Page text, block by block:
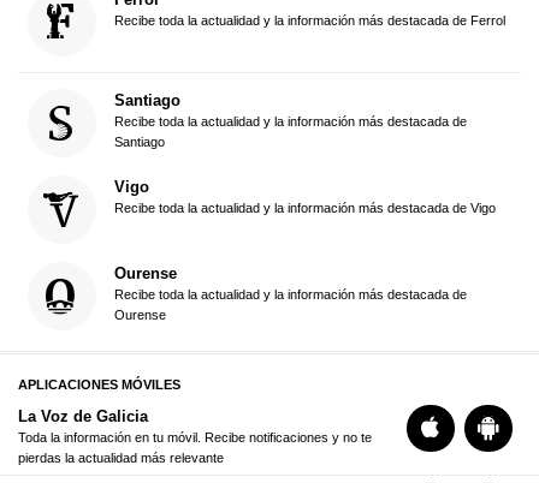
Recibe toda la actualidad y la información más destacada de Ferrol
Santiago
Recibe toda la actualidad y la información más destacada de
Santiago
Vigo
Recibe toda la actualidad y la información más destacada de Vigo
Ourense
Recibe toda la actualidad y la información más destacada de
Ourense
APLICACIONES MÓVILES
La Voz de Galicia
Toda la información en tu móvil. Recibe notificaciones y no te
pierdas la actualidad más relevante